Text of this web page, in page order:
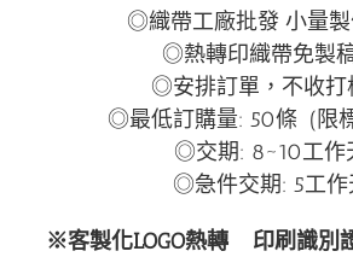
◎織帶工廠批發 小量
◎熱轉印織帶免製
◎安排訂單，不收打
◎最低訂購量: 50條 (限
◎交期: 8~10工作
◎急件交期: 5工作
※客製化LOGO熱轉 印刷識別